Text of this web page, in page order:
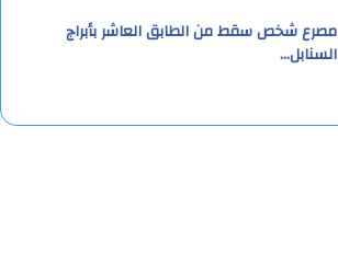
مصرع شخص سقط من الطابق العاشر بأبراج
السنابل…